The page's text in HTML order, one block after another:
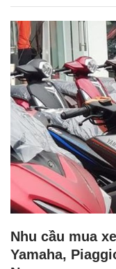
Nhu cầu mua
Yamaha,